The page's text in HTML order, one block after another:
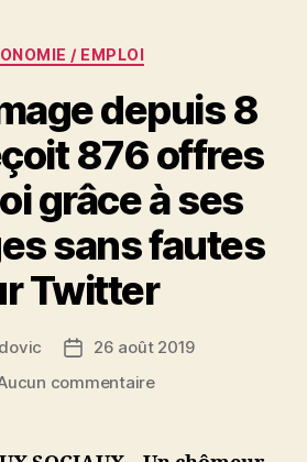
Catégories
/ EMPLOI
depuis 8
876 offres
grâce à ses
sans fautes
Twitter
Date26 août 2019
commentairesur
depuis